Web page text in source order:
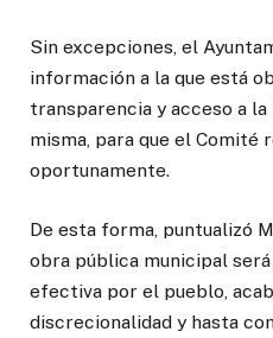
Sin excepciones, el
información a la que está
transparencia y acceso a
misma, para que el Comité
oportunamente.
De esta forma, puntualizó
obra pública municipal
efectiva por el pueblo,
discrecionalidad y hasta